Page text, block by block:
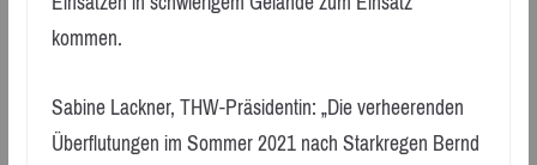
kommen.
Sabine Lackner, THW-Präsidentin: „Die verheerenden
Überflutungen im Sommer 2021 nach Starkregen Bernd